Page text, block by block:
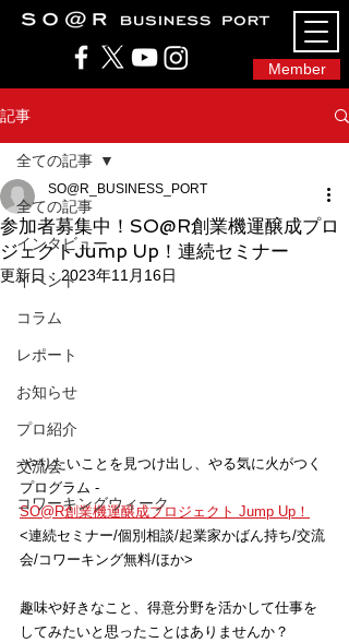
Member
SO@Rビジネスポート｜広島市のシェアオフィ
ス・コワーキングスペース
記事
全ての記事
インタビュー
イベント
コラム
レポート
お知らせ
プロ紹介
交流会
コワーキングウィーク
全ての記事
参加者募集中！SO@R創業機運醸成プロ
ジェクトJump Up！連続セミナー
SO@R_BUSINESS_PORT
更新日：2023年11月16日
-やりたいことを見つけ出し、やる気に火がつく
プログラム -
SO@R創業機運醸成プロジェクト Jump Up！
<連続セミナー/個別相談/起業家かばん持ち/交流
会/コワーキング無料/ほか>
趣味や好きなこと、得意分野を活かして仕事を
してみたいと思ったことはありませんか？